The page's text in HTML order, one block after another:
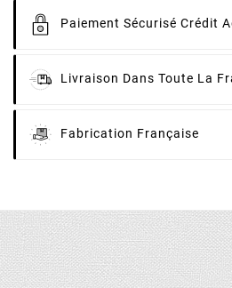
Paiement Sécurisé Crédit
Livraison Dans Toute La
Fabrication Française